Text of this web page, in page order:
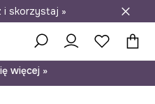
do salonów
i skorzystaj »
więcej »